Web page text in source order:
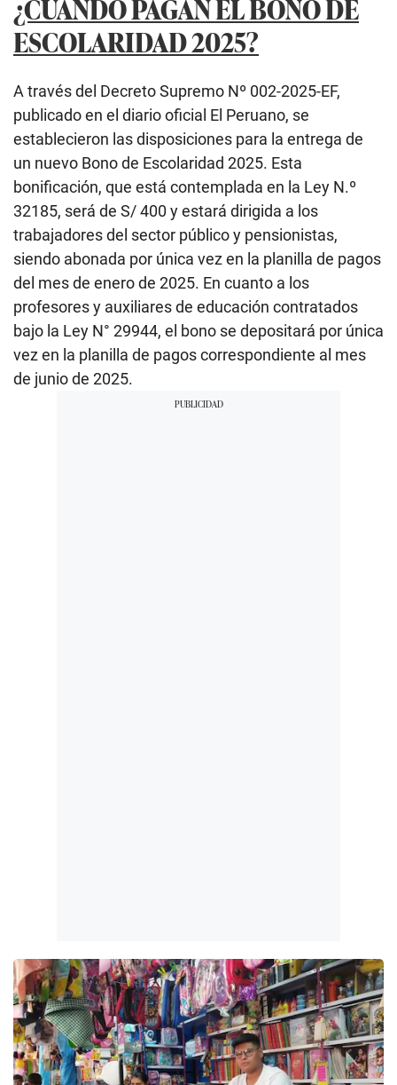
¿CUÁNDO PAGAN EL BONO DE
ESCOLARIDAD 2025?
A través del Decreto Supremo Nº 002-2025-EF,
publicado en el diario oficial El Peruano, se
establecieron las disposiciones para la entrega de
un nuevo Bono de Escolaridad 2025. Esta
bonificación, que está contemplada en la Ley N.º
32185, será de S/ 400 y estará dirigida a los
trabajadores del sector público y pensionistas,
siendo abonada por única vez en la planilla de pagos
del mes de enero de 2025. En cuanto a los
profesores y auxiliares de educación contratados
bajo la Ley N° 29944, el bono se depositará por única
vez en la planilla de pagos correspondiente al mes
de junio de 2025.